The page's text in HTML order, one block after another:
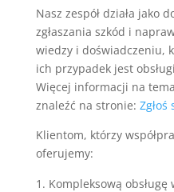
Nasz zespół działa jako
zgłaszania szkód i
wiedzy i doświadczeniu,
ich przypadek jest
Więcej informacji na
znaleźć na stronie: Zgłoś
Klientom, którzy
oferujemy:
Kompleksową obsługę